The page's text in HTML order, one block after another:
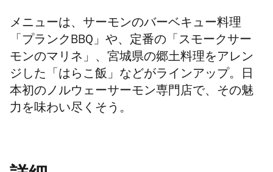
メニューは、サーモンのバーベキュー料理
「プランクBBQ」や、定番の「スモークサー
モンのマリネ」、宮城県の郷土料理をアレン
ジした「はらこ飯」などがラインアップ。日
本初のノルウェーサーモン専門店で、その魅
力を味わい尽くそう。